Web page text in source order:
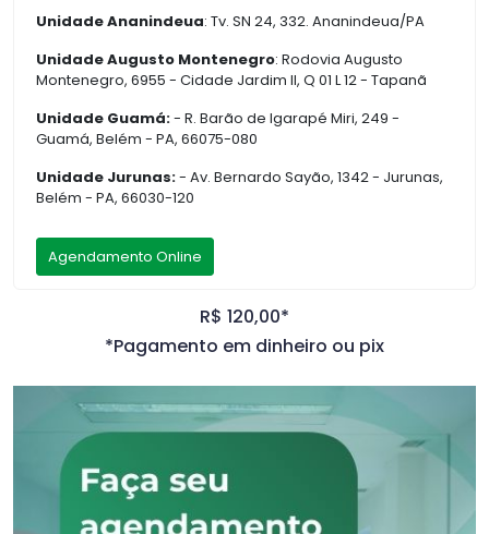
Unidade Ananindeua: Tv. SN 24, 332. Ananindeua/PA
Unidade Augusto Montenegro: Rodovia Augusto
Montenegro, 6955 - Cidade Jardim II, Q 01 L 12 - Tapanã
Unidade Guamá:- R. Barão de Igarapé Miri, 249 -
Guamá, Belém - PA, 66075-080
Unidade Jurunas:- Av. Bernardo Sayão, 1342 - Jurunas,
Belém - PA, 66030-120
Agendamento Online
R$ 120,00*
*Pagamento em dinheiro ou pix